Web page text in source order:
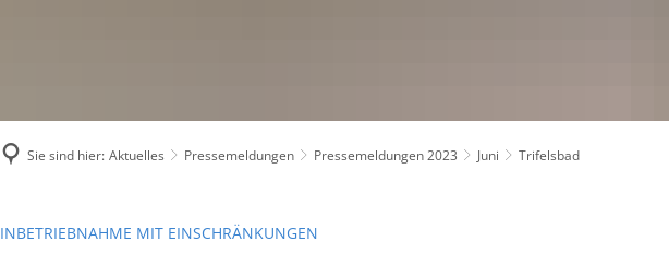
Sie sind hier: Aktuelles Pressemeldungen Pressemeldungen 2023 Juni Trifelsbad
INBETRIEBNAHME MIT EINSCHRÄNKUNGEN